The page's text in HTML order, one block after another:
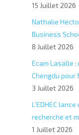
15 Juillet 2026
Nathalie
Business
8 Juillet 2026
Ecam Lasalle
Chengdu pour
3 Juillet 2026
L’EDHEC
recherche et
1 Juillet 2026